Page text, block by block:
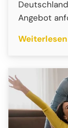
Angebot